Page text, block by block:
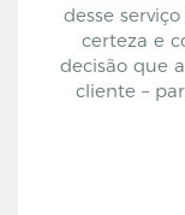
desse
certeza e
decisão que
cliente –